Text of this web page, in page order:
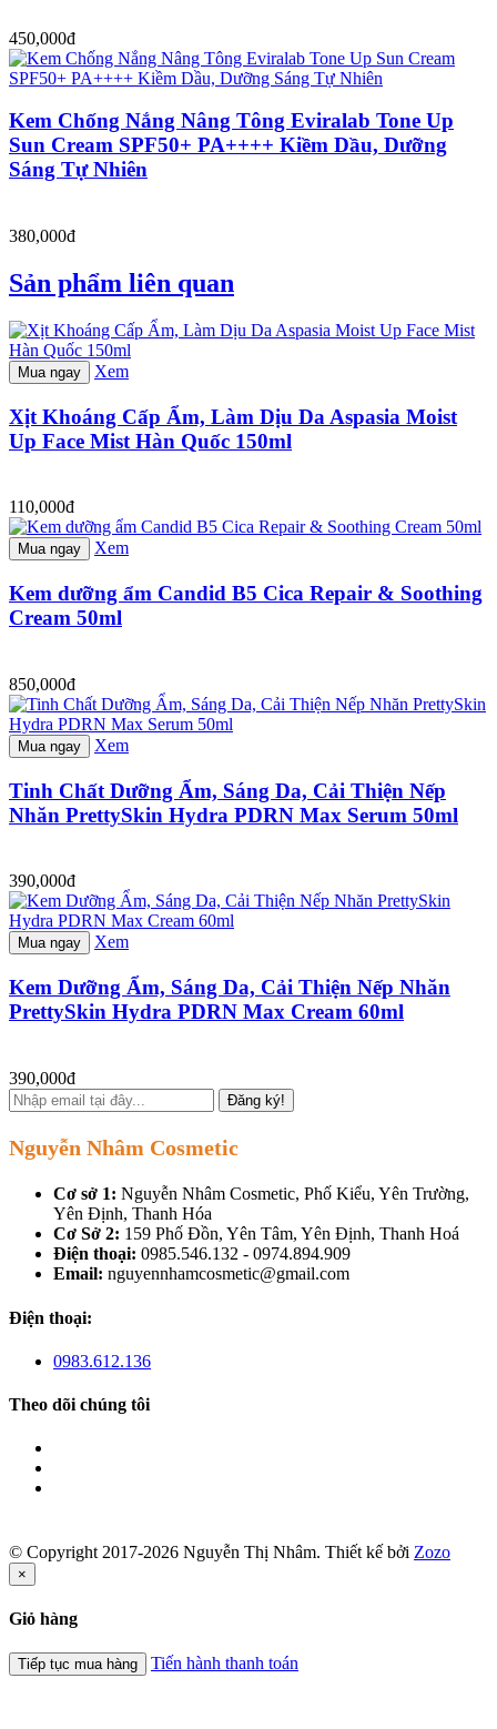
450,000đ
Kem Chống Nắng Nâng Tông Eviralab Tone Up
Sun Cream SPF50+ PA++++ Kiềm Dầu, Dưỡng
Sáng Tự Nhiên
380,000đ
Sản phẩm liên quan
Mua ngay Xem
Xịt Khoáng Cấp Ẩm, Làm Dịu Da Aspasia Moist
Up Face Mist Hàn Quốc 150ml
110,000đ
Mua ngay Xem
Kem dưỡng ẩm Candid B5 Cica Repair & Soothing
Cream 50ml
850,000đ
Mua ngay Xem
Tinh Chất Dưỡng Ẩm, Sáng Da, Cải Thiện Nếp
Nhăn PrettySkin Hydra PDRN Max Serum 50ml
390,000đ
Mua ngay Xem
Kem Dưỡng Ẩm, Sáng Da, Cải Thiện Nếp Nhăn
PrettySkin Hydra PDRN Max Cream 60ml
390,000đ
Đăng ký!
Nguyễn Nhâm Cosmetic
Cơ sở 1: Nguyễn Nhâm Cosmetic, Phố Kiểu, Yên Trường,
Yên Định, Thanh Hóa
Cơ Sở 2: 159 Phố Đồn, Yên Tâm, Yên Định, Thanh Hoá
Điện thoại: 0985.546.132 - 0974.894.909
Email: nguyennhamcosmetic@gmail.com
Điện thoại:
0983.612.136
Theo dõi chúng tôi
© Copyright 2017-2026 Nguyễn Thị Nhâm. Thiết kế bởi Zozo
×
Giỏ hàng
Tiếp tục mua hàng Tiến hành thanh toán